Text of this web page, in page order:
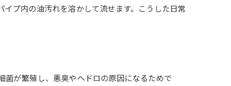
プ内の油汚れを溶かして流せます。こうした日常
が繁殖し、悪臭やヘドロの原因になるためで